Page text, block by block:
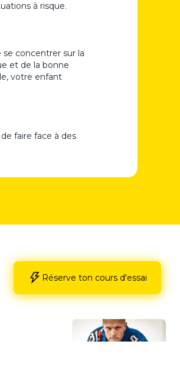
à risque.
concentrer sur la
et de la bonne
votre enfant
faire face à des
Réserve ton cours d'essai